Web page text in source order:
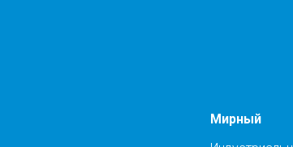
Мирный